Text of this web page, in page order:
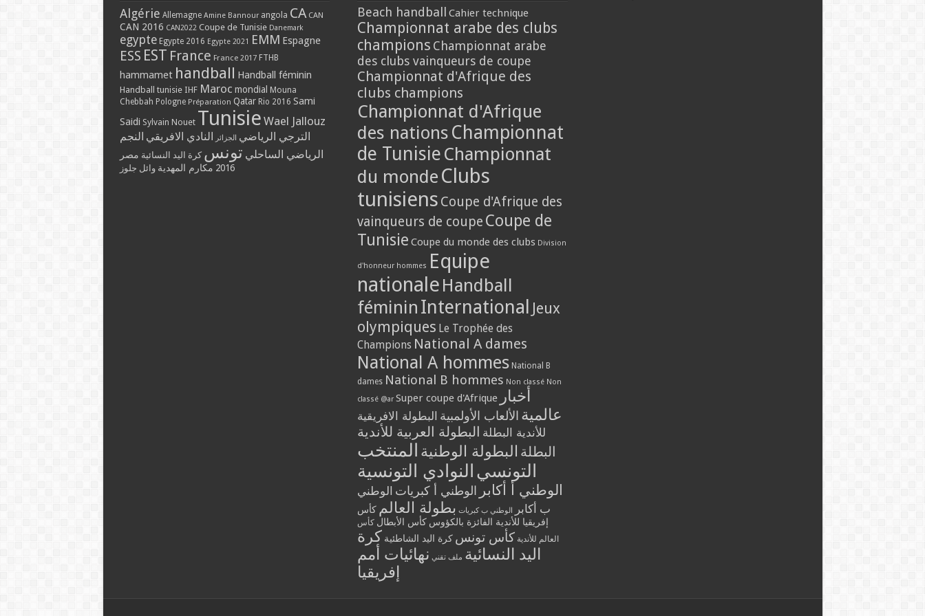
Algérie Allemagne Amine Bannour angola CA CAN
CAN 2016 CAN2022 Coupe de Tunisie Danemark
egypte Egypte 2016 Egypte 2021 EMM Espagne
ESS EST France France 2017 FTHB
hammamet handball Handball féminin
Handball tunisie IHF Maroc mondial Mouna
Chebbah Pologne Préparation Qatar Rio 2016 Sami
Saidi Sylvain Nouet Tunisie Wael Jallouz
الترجي الرياضي الجزائر النادي الافريقي النجم
الرياضي الساحلي تونس كرة اليد النسائية مصر
2016 مكارم المهدية وائل جلوز
Beach handball Cahier technique
Championnat arabe des clubs
champions Championnat arabe
des clubs vainqueurs de coupe
Championnat d'Afrique des
clubs champions
Championnat d'Afrique
des nations Championnat
de Tunisie Championnat
du monde Clubs
tunisiens Coupe d'Afrique des
vainqueurs de coupe Coupe de
Tunisie Coupe du monde des clubs Division
d'honneur hommes Equipe
nationale Handball
féminin International Jeux
olympiques Le Trophée des
Champions National A dames
National A hommes National B
dames National B hommes Non classé Non
classé @ar Super coupe d'Afrique أخبار
عالمية الألعاب الأولمبية البطولة الافريقية
للأندية البطلة البطولة العربية للأندية
البطلة البطولة الوطنية المنتخب
التونسي النوادي التونسية
الوطني أ أكابر الوطني أ كبريات الوطني
ب أكابر
الوطني ب كبريات بطولة العالم كأس
إفريقيا للأندية الفائزة بالكؤوس كأس الأبطال كأس
العالم للأندية كأس تونس كرة اليد الشاطئية كرة
اليد النسائية ملف تقني نهائيات أمم
إفريقيا